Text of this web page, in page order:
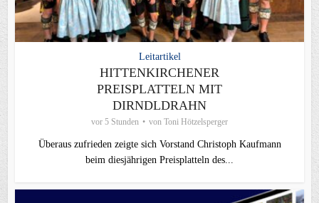
Leitartikel
HITTENKIRCHENER
PREISPLATTELN MIT
DIRNDLDRAHN
vor 5 Stunden von Toni Hötzelsperger
Überaus zufrieden zeigte sich Vorstand Christoph Kaufmann
beim diesjährigen Preisplatteln des...